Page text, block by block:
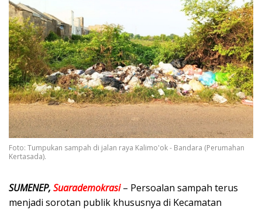
Foto: Tumpukan sampah di jalan raya Kalimo'ok - Bandara (Perumahan
Kertasada).
SUMENEP, Suarademokrasi– Persoalan sampah terus
menjadi sorotan publik khususnya di Kecamatan